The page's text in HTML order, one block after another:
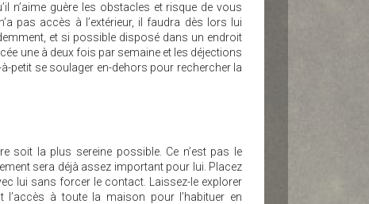
n’aime guère les obstacles et risque de vous
pas accès à l’extérieur, il faudra dès lors lui
et si possible disposé dans un endroit
une à deux fois par semaine et les déjections
petit se soulager en-dehors pour rechercher la
soit la plus sereine possible. Ce n’est pas le
sera déjà assez important pour lui. Placez
lui sans forcer le contact. Laissez-le explorer
l’accès à toute la maison pour l’habituer en